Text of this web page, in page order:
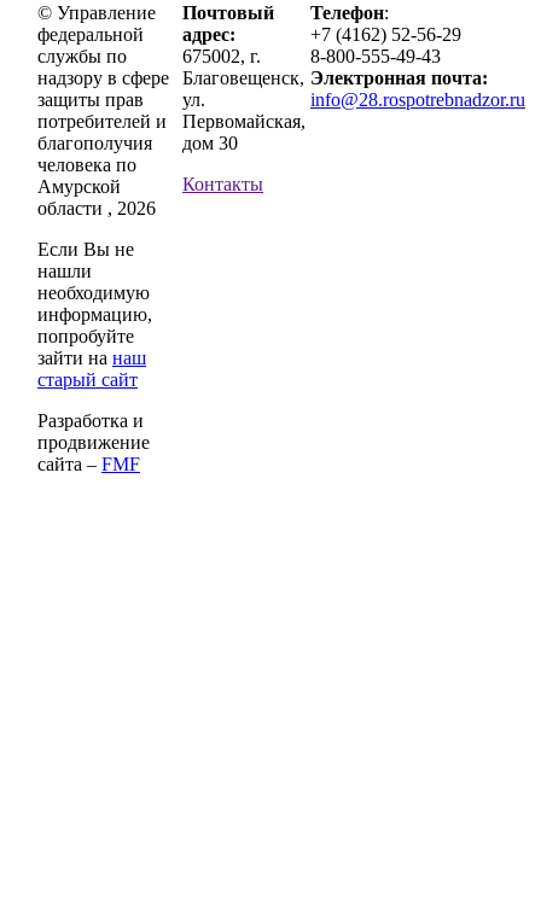
© Управление
федеральной
службы по
надзору в сфере
защиты прав
потребителей и
благополучия
человека по
Амурской
области , 2026
Если Вы не
нашли
необходимую
информацию,
попробуйте
зайти на наш
старый сайт
Разработка и
продвижение
сайта – FMF
Почтовый
адрес:
675002, г.
Благовещенск,
ул.
Первомайская,
дом 30
Контакты
Телефон:
+7 (4162) 52-56-29
8-800-555-49-43
Электронная почта:
info@28.rospotrebnadzor.ru